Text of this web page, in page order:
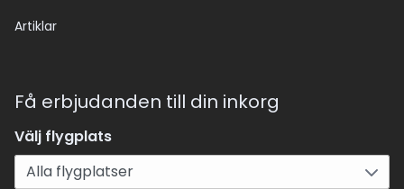
Artiklar
Få erbjudanden till din inkorg
Välj flygplats